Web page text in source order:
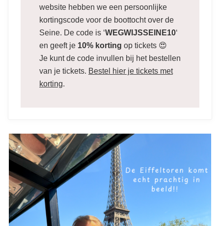
website hebben we een persoonlijke
kortingscode voor de boottocht over de
Seine. De code is ‘WEGWIJSSEINE10‘
en geeft je 10% korting op tickets 😍
Je kunt de code invullen bij het bestellen
van je tickets. Bestel hier je tickets met
korting.